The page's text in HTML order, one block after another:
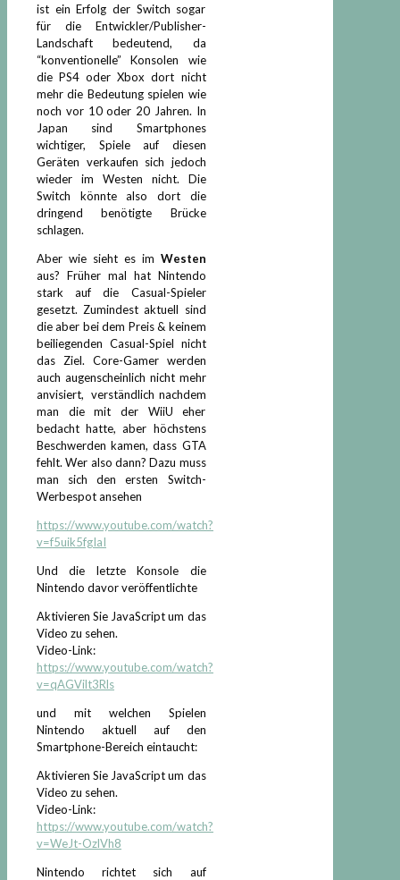
ist ein Erfolg der Switch sogar
für die Entwickler/Publisher-
Landschaft bedeutend, da
“konventionelle” Konsolen wie
die PS4 oder Xbox dort nicht
mehr die Bedeutung spielen wie
noch vor 10 oder 20 Jahren. In
Japan sind Smartphones
wichtiger, Spiele auf diesen
Geräten verkaufen sich jedoch
wieder im Westen nicht. Die
Switch könnte also dort die
dringend benötigte Brücke
schlagen.
Aber wie sieht es im Westen
aus? Früher mal hat Nintendo
stark auf die Casual-Spieler
gesetzt. Zumindest aktuell sind
die aber bei dem Preis & keinem
beiliegenden Casual-Spiel nicht
das Ziel. Core-Gamer werden
auch augenscheinlich nicht mehr
anvisiert, verständlich nachdem
man die mit der WiiU eher
bedacht hatte, aber höchstens
Beschwerden kamen, dass GTA
fehlt. Wer also dann? Dazu muss
man sich den ersten Switch-
Werbespot ansehen
https://www.youtube.com/watch?
v=f5uik5fgIaI
Und die letzte Konsole die
Nintendo davor veröffentlichte
Aktivieren Sie JavaScript um das
Video zu sehen.
Video-Link:
https://www.youtube.com/watch?
v=qAGVilt3Rls
und mit welchen Spielen
Nintendo aktuell auf den
Smartphone-Bereich eintaucht:
Aktivieren Sie JavaScript um das
Video zu sehen.
Video-Link:
https://www.youtube.com/watch?
v=WeJt-OzlVh8
Nintendo richtet sich auf